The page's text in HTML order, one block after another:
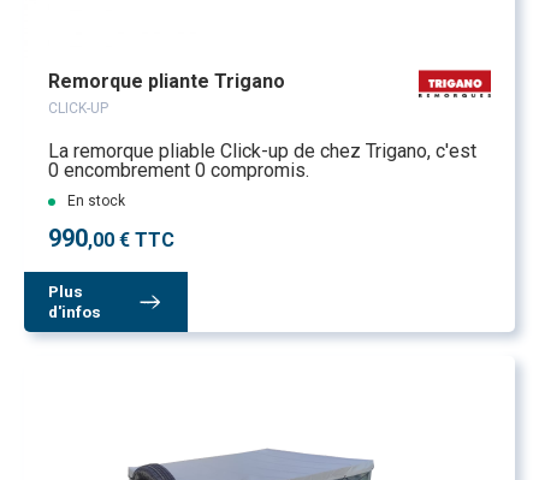
Remorque pliante Trigano
CLICK-UP
La remorque pliable Click-up de chez Trigano, c'est
0 encombrement 0 compromis.
En stock
990,00 € TTC
Plus
d'infos